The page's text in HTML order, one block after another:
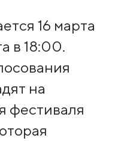
16 марта
в 18:00.
на
фестиваля